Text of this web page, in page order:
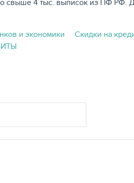
свыше 4 тыс. выписок из ПФ РФ.
и экономики
Скидки на